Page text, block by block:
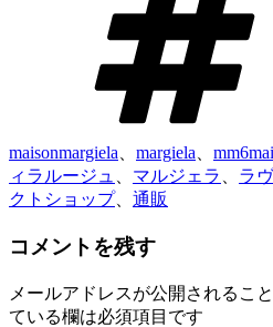
maisonmargiela
margiela
ィラルージュ
マルジェラ ラ
クトショップ、 通販
コメントを残す
メールアドレスが公開されるこ
ている欄は必須項目です